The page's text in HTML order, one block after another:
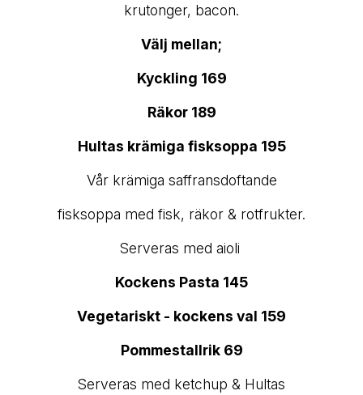
krutonger, bacon.
Välj mellan;
Kyckling 169
Räkor 189
Hultas krämiga fisksoppa 195
Vår krämiga saffransdoftande
fisksoppa med fisk, räkor & rotfrukter.
Serveras med aioli
Kockens Pasta 145
Vegetariskt - kockens val 159
Pommestallrik 69
Serveras med ketchup & Hultas